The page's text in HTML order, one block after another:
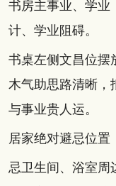
书房主事业、学业
计、学业阻碍。
书桌左侧文昌位摆
木气助思路清晰，
与事业贵人运。
居家绝对避忌位置
忌卫生间、浴室周